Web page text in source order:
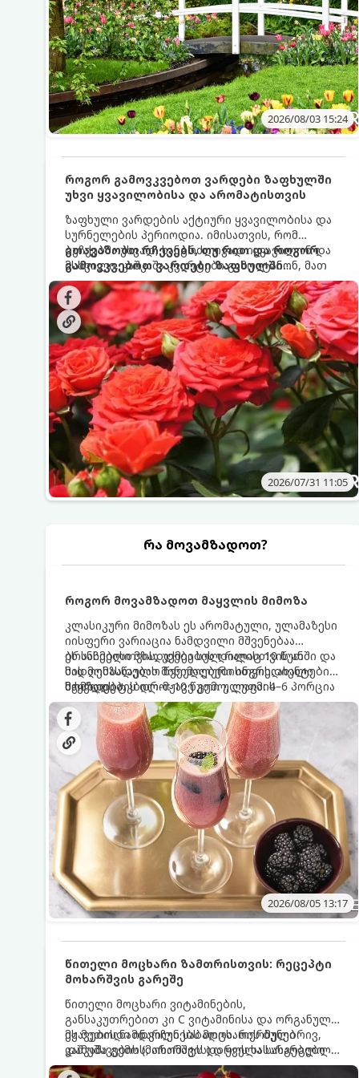
2026/08/03 15:24
როგორ გამოვკვებოთ ვარდები ზაფხულში
უხვი ყვავილობისა და არომატისთვის
ზაფხული ვარდების აქტიური ყვავილობისა და
სურნელების პერიოდია. იმისათვის, რომ
ბუჩქებმა უხვად, ხანგრძლივად იყვავილონ და
მსხვილი, კაშკაშა კვირტები გამოიტანონ, მათ
რეგულარული და სწორი გამოკვება
სჭირდებათ. ზაფხულის პერიოდში მცენარის
მოთხოვნილებები იცვლება, ამიტომ
მნიშვნელოვანია ვიცოდეთ, რომელი სასუქები
გამოიყენება ამ დროს.
გთავაზობთ რჩევებს, თუ რით და როგორ
გამოვკვებოთ ვარდები ზაფხულში
საუკეთესო შედეგის მისაღწევად:
2026/07/31 11:05
რა მოვამზადოთ?
როგორ მოვამზადოთ მაყვლის მიმოზა
კლასიკური მიმოზას ეს არომატული, ულამაზესი
იისფერი ვარიაცია ნამდვილი მშვენებაა
ბრანჩებისთვის, უქმეების დილისთვის ან
სადღესასწაულო წვეულებებისთვის. ახალი
მაყვლის ტკბილ-მჟავე გემო, ლაიმის
ციტრუსოვანი არომატი და ცქრიალა ღვინის
ბუშტუკები ქმნის საოცრად დახვეწილ და
მაგრილებელ კოქტეილს.
ეს სასმელი მზადდება სულ რაღაც 10 წუთში და
მის მომზადებას მინიმალური ინგრედიენტები
სჭირდება.
მომზადების დრო: 10 წუთი ულუფა: 4–6 პორცია
2026/08/05 13:17
წითელი მოცხარი ზამთრისთვის: რეცეპტი
მოხარშვის გარეშე
წითელი მოცხარი ვიტამინების,
განსაკუთრებით კი C ვიტამინისა და ორგანული
მჟავების ნამდვილი საბადოა. თერმული
დამუშავების (მოხარშვის) დროს სასარგებლო
ნივთიერებების დიდი ნაწილი იშლება. ამიტომ,
ეს მეთოდი ინარჩუნებს მოცხარის ბუნებრივ,
კაშკაშა გემოს, არომატს და ყველა სასარგებლო
თვისებას.